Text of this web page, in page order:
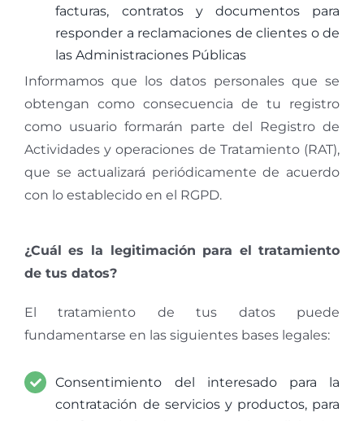
facturas, contratos y documentos para
responder a reclamaciones de clientes o de
las Administraciones Públicas
Informamos que los datos personales que se
obtengan como consecuencia de tu registro
como usuario formarán parte del Registro de
Actividades y operaciones de Tratamiento (RAT),
que se actualizará periódicamente de acuerdo
con lo establecido en el RGPD.
¿Cuál es la legitimación para el tratamiento
de tus datos?
El tratamiento de tus datos puede
fundamentarse en las siguientes bases legales:
Consentimiento del interesado para la
contratación de servicios y productos, para